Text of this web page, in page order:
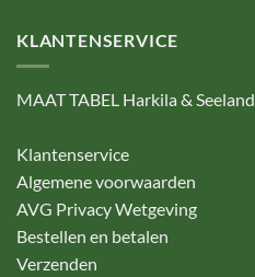
KLANTENSERVICE
MAAT TABEL Harkila & Seeland
Klantenservice
Algemene voorwaarden
AVG Privacy Wetgeving
Bestellen en betalen
Verzenden